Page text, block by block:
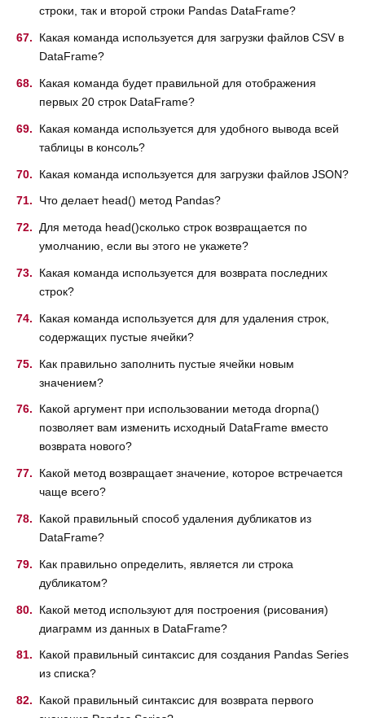
строки, так и второй строки Pandas DataFrame?
Какая команда используется для загрузки файлов CSV в
DataFrame?
Какая команда будет правильной для отображения
первых 20 строк DataFrame?
Какая команда используется для удобного вывода всей
таблицы в консоль?
Какая команда используется для загрузки файлов JSON?
Что делает head() метод Pandas?
Для метода head()сколько строк возвращается по
умолчанию, если вы этого не укажете?
Какая команда используется для возврата последних
строк?
Какая команда используется для для удаления строк,
содержащих пустые ячейки?
Как правильно заполнить пустые ячейки новым
значением?
Какой аргумент при использовании метода dropna()
позволяет вам изменить исходный DataFrame вместо
возврата нового?
Какой метод возвращает значение, которое встречается
чаще всего?
Какой правильный способ удаления дубликатов из
DataFrame?
Как правильно определить, является ли строка
дубликатом?
Какой метод используют для построения (рисования)
диаграмм из данных в DataFrame?
Какой правильный синтаксис для создания Pandas Series
из списка?
Какой правильный синтаксис для возврата первого